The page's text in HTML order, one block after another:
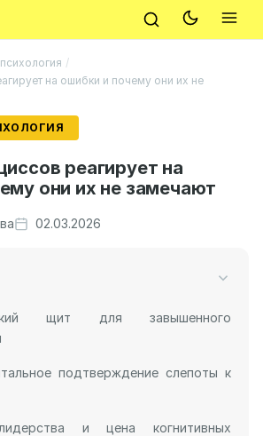
/
на ошибки и почему они их не
реагирует на
они их не замечают
02.03.2026
щит для завышенного
подтверждение слепоты к
и цена когнитивных